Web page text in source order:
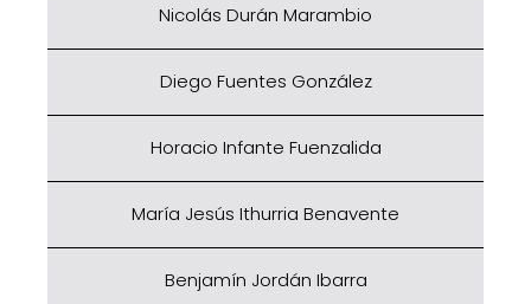
Nicolás Durán Marambio
Diego Fuentes González
Horacio Infante Fuenzalida
María Jesús Ithurria Benavente
Benjamín Jordán Ibarra